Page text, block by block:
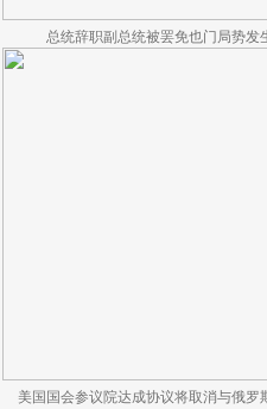
总统辞职副总统被罢免也门局势发
美国国会参议院达成协议将取消与俄罗